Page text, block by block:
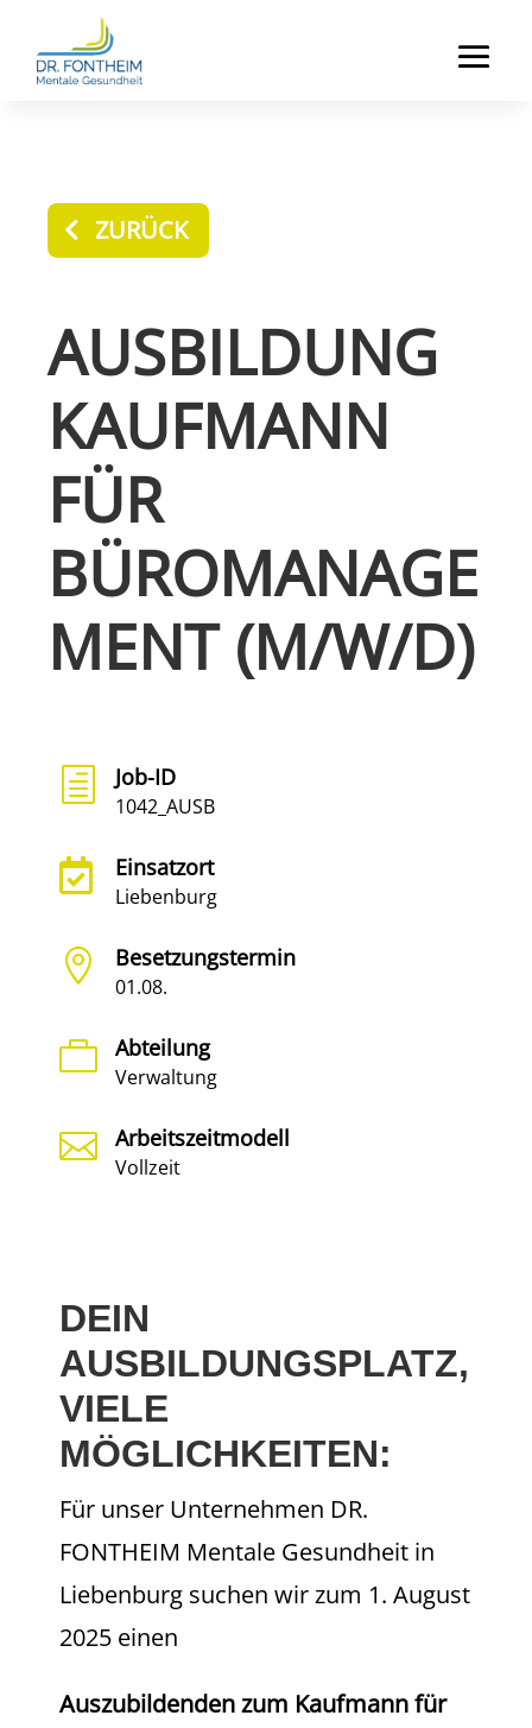
ZURÜCK
AUSBILDUNG
KAUFMANN
FÜR
BÜROMANAGE
MENT (M/W/D)
h Job-ID
1042_AUSB
 Einsatzort
Liebenburg
 Besetzungstermin
01.08.
 Abteilung
Verwaltung
 Arbeitszeitmodell
Vollzeit
DEIN
AUSBILDUNGSPLATZ,
VIELE
MÖGLICHKEITEN:
Für unser Unternehmen DR.
FONTHEIM Mentale Gesundheit in
Liebenburg suchen wir zum 1. August
2025 einen
Auszubildenden zum Kaufmann für